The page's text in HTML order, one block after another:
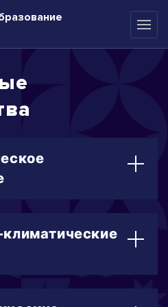
трасса М-4
Кущевский район
часть России
Кавказом